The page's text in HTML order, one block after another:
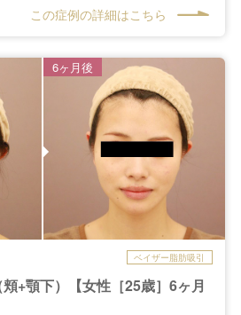
この症例の詳細はこちら
ベイザー脂肪吸引
+顎下）【女性［25歳］6ヶ月
6ヶ月後